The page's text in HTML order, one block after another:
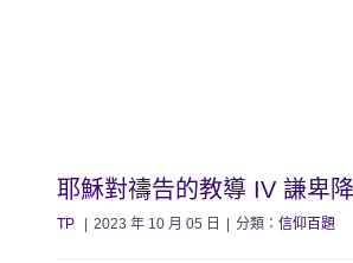
耶穌對禱告的教導 IV 謙卑
TP | 2023 年 10 月 05 日 | 分類：信仰百題